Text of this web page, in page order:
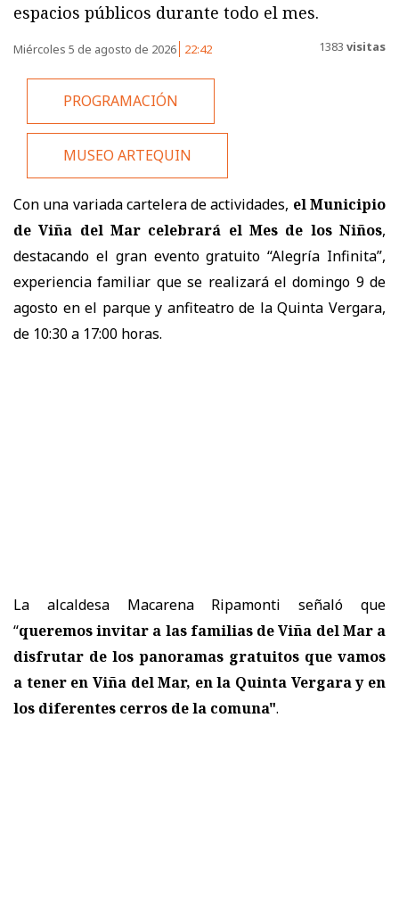
espacios públicos durante todo el mes.
Miércoles 5 de agosto de 2026 22:42 1383 visitas
PROGRAMACIÓN
MUSEO ARTEQUIN
Con una variada cartelera de actividades, el Municipio
de Viña del Mar celebrará el Mes de los Niños,
destacando el gran evento gratuito “Alegría Infinita”,
experiencia familiar que se realizará el domingo 9 de
agosto en el parque y anfiteatro de la Quinta Vergara,
de 10:30 a 17:00 horas.
La alcaldesa Macarena Ripamonti señaló que
“queremos invitar a las familias de Viña del Mar a
disfrutar de los panoramas gratuitos que vamos
a tener en Viña del Mar, en la Quinta Vergara y en
los diferentes cerros de la comuna".